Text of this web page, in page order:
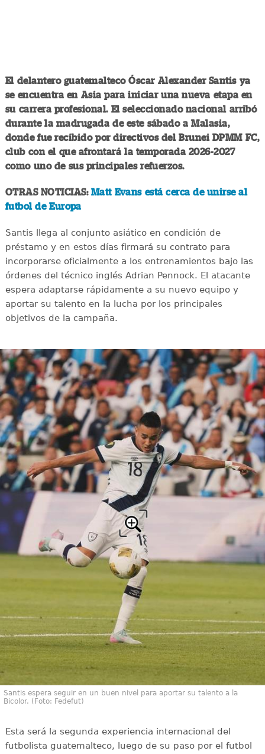
El delantero guatemalteco Óscar Alexander Santis ya
se encuentra en Asia para iniciar una nueva etapa en
su carrera profesional. El seleccionado nacional arribó
durante la madrugada de este sábado a Malasia,
donde fue recibido por directivos del Brunei DPMM FC,
club con el que afrontará la temporada 2026-2027
como uno de sus principales refuerzos.
OTRAS NOTICIAS: Matt Evans está cerca de unirse al
futbol de Europa
Santis llega al conjunto asiático en condición de
préstamo y en estos días firmará su contrato para
incorporarse oficialmente a los entrenamientos bajo las
órdenes del técnico inglés Adrian Pennock. El atacante
espera adaptarse rápidamente a su nuevo equipo y
aportar su talento en la lucha por los principales
objetivos de la campaña.
Santis espera seguir en un buen nivel para aportar su talento a la
Bicolor. (Foto: Fedefut)
Esta será la segunda experiencia internacional del
futbolista guatemalteco, luego de su paso por el futbol